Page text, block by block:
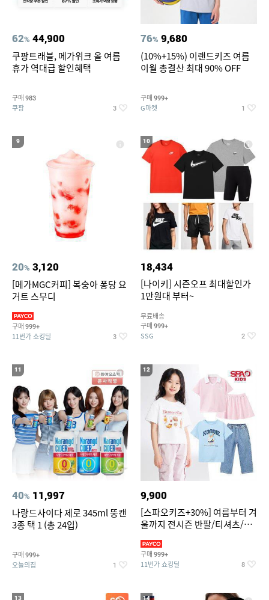
62% 44,900
쿠팡트래블, 메가위크 올 여름
휴가 역대급 할인혜택
구매 983
쿠팡 3
76% 9,680
(10%+15%) 이랜드키즈 여름
이월 총결산 최대 90% OFF
구매 999+
G마켓 1
9
20% 3,120
[메가MGC커피] 복숭아 퐁당 요
거트 스무디
구매 999+
11번가 쇼킹딜 3
10
18,434
[나이키] 시즌오프 최대할인가
1만원대 부터~
무료배송
구매 999+
SSG 2
11
40% 11,997
나랑드사이다 제로 345ml 뚱캔
3종 택 1 (총 24입)
구매 999+
오늘의집 1
12
9,900
[스파오키즈+30%] 여름부터 겨
울까지 전시즌 반팔/티셔츠/셋
구매 999+
11번가 쇼킹딜 8
13 14